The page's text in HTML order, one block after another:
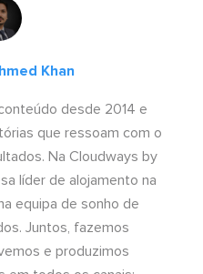
Khan
desde 2014 e
que ressoam com o
Na Cloudways by
líder de alojamento na
equipa de sonho de
Juntos, fazemos
e produzimos